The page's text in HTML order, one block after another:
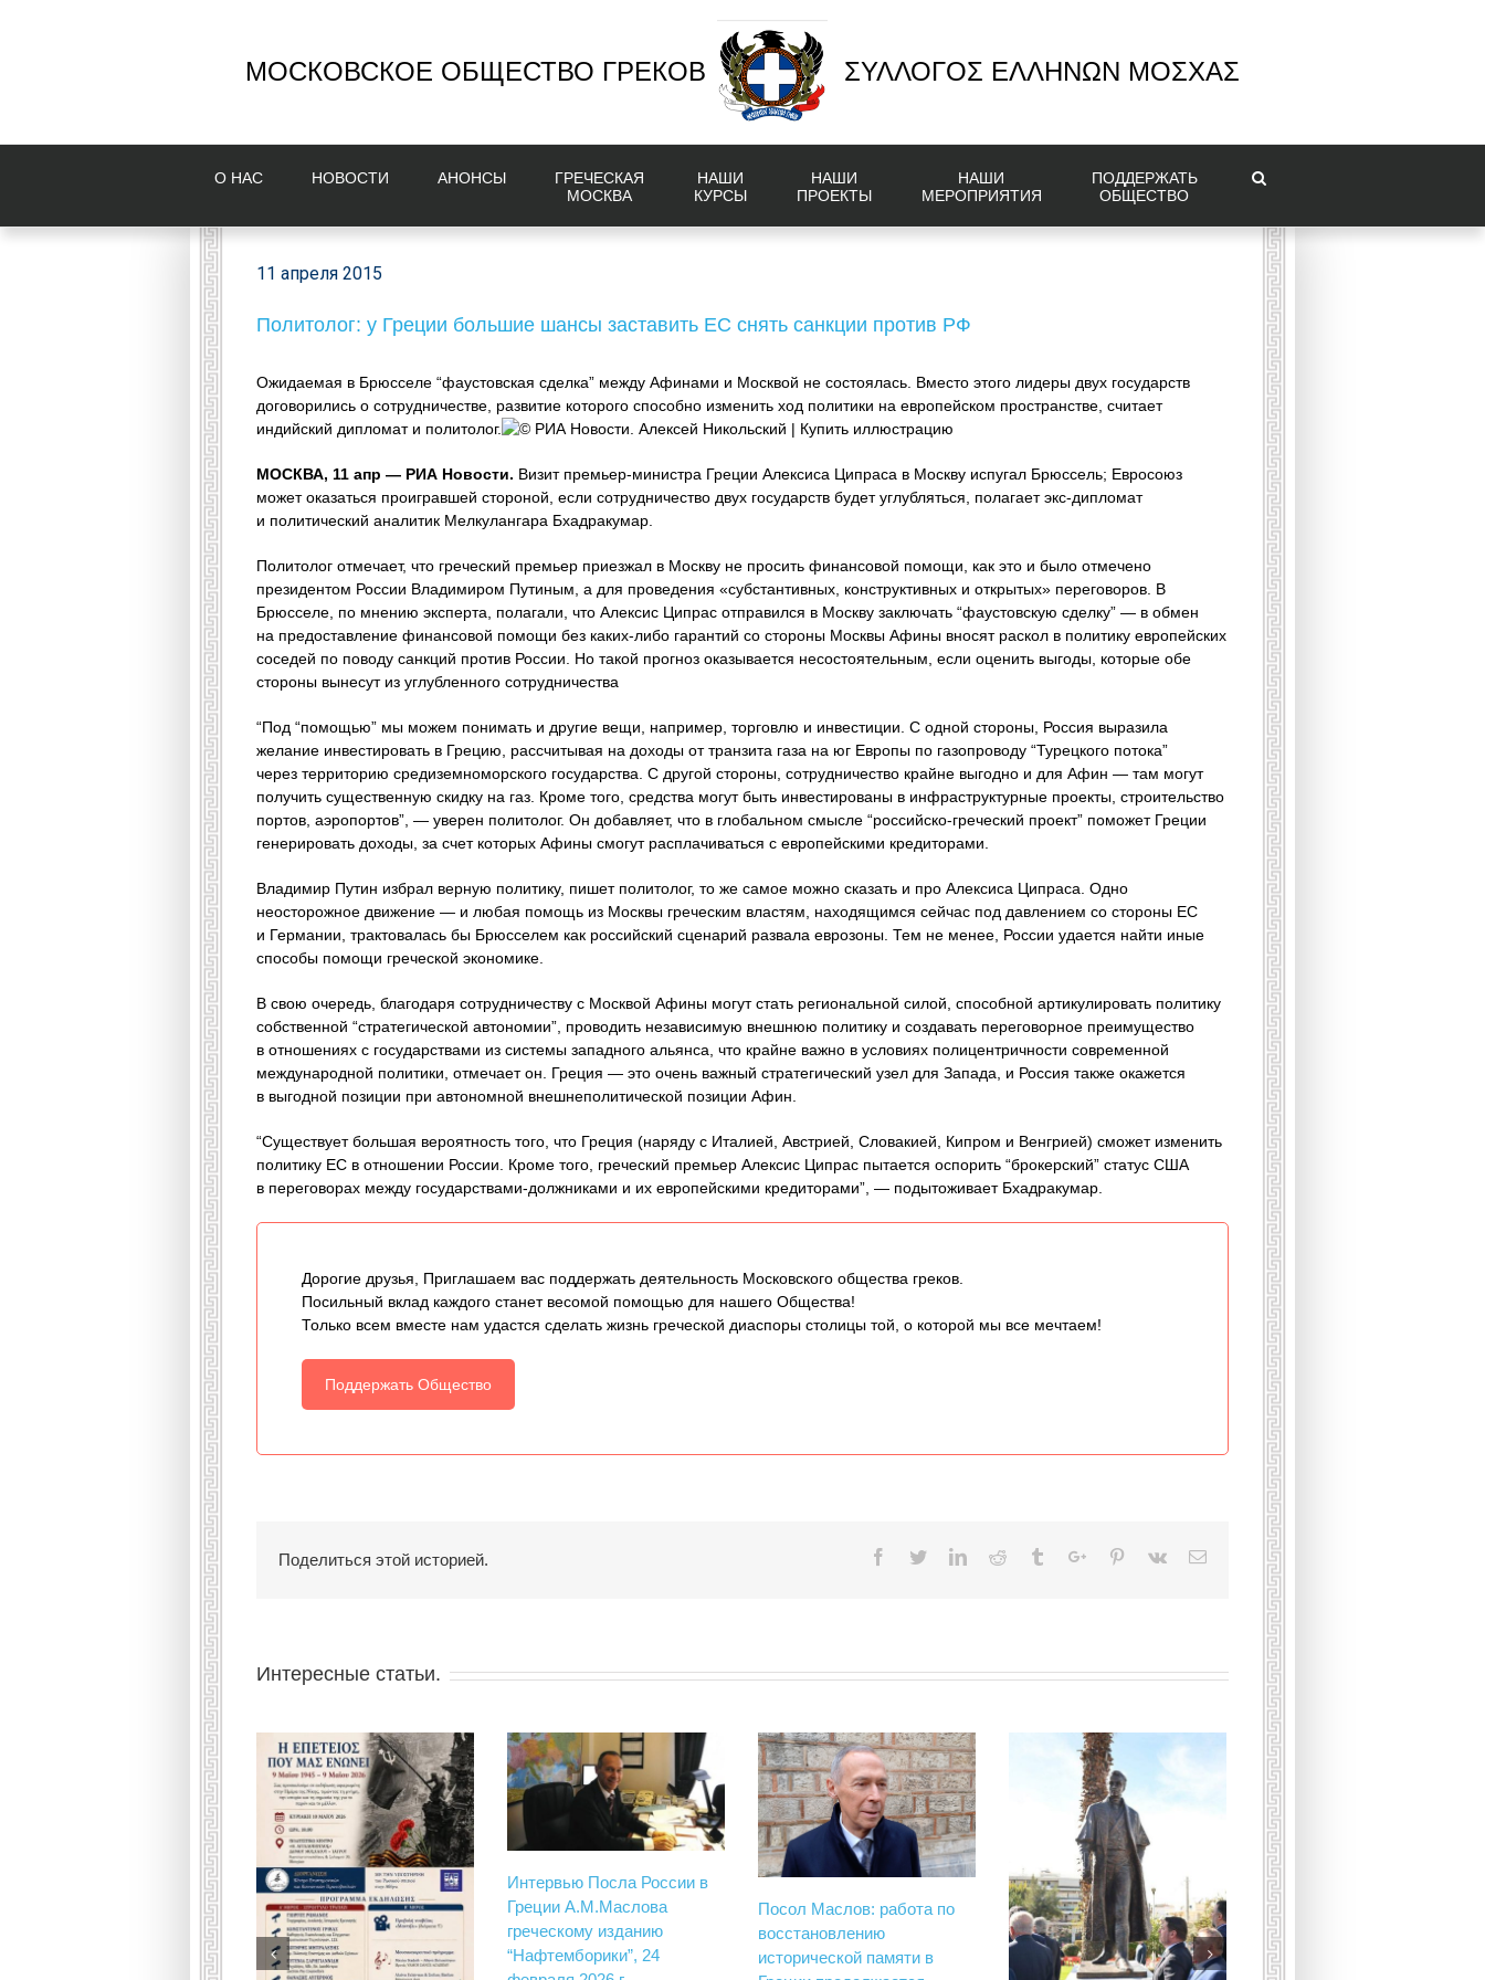
МОСКОВСКОЕ ОБЩЕСТВО ГРЕКОВ ΣΥΛΛΟΓΟΣ ΕΛΛΗΝΩΝ ΜΟΣΧΑΣ
О НAС НОВОСТИ AНОНСЫ
ГРЕЧЕСКАЯ
МОСКВА
НАШИ
КУРСЫ
НАШИ
ПРОЕКТЫ
НАШИ
МЕРОПРИЯТИЯ
ПОДДЕРЖАТЬ
ОБЩЕСТВО
11 апреля 2015
Политолог: у Греции большие шансы заставить ЕС снять санкции против РФ
Ожидаемая в Брюсселе “фаустовская сделка” между Афинами и Москвой не состоялась. Вместо этого лидеры двух государств
договорились о сотрудничестве, развитие которого способно изменить ход политики на европейском пространстве, считает
индийский дипломат и политолог.
© РИА Новости. Алексей Никольский | Купить иллюстрацию
МОСКВА, 11 апр — РИА Новости. Визит премьер-министра Греции Алексиса Ципраса в Москву испугал Брюссель; Евросоюз
может оказаться проигравшей стороной, если сотрудничество двух государств будет углубляться, полагает экс-дипломат
и политический аналитик Мелкулангара Бхадракумар.
Политолог отмечает, что греческий премьер приезжал в Москву не просить финансовой помощи, как это и было отмечено
президентом России Владимиром Путиным, а для проведения «субстантивных, конструктивных и открытых» переговоров. В
Брюсселе, по мнению эксперта, полагали, что Алексис Ципрас отправился в Москву заключать “фаустовскую сделку” — в обмен
на предоставление финансовой помощи без каких-либо гарантий со стороны Москвы Афины вносят раскол в политику европейских
соседей по поводу санкций против России. Но такой прогноз оказывается несостоятельным, если оценить выгоды, которые обе
стороны вынесут из углубленного сотрудничества
“Под “помощью” мы можем понимать и другие вещи, например, торговлю и инвестиции. С одной стороны, Россия выразила
желание инвестировать в Грецию, рассчитывая на доходы от транзита газа на юг Европы по газопроводу “Турецкого потока”
через территорию средиземноморского государства. С другой стороны, сотрудничество крайне выгодно и для Афин — там могут
получить существенную скидку на газ. Кроме того, средства могут быть инвестированы в инфраструктурные проекты, строительство
портов, аэропортов”, — уверен политолог. Он добавляет, что в глобальном смысле “российско-греческий проект” поможет Греции
генерировать доходы, за счет которых Афины смогут расплачиваться с европейскими кредиторами.
Владимир Путин избрал верную политику, пишет политолог, то же самое можно сказать и про Алексиса Ципраса. Одно
неосторожное движение — и любая помощь из Москвы греческим властям, находящимся сейчас под давлением со стороны ЕС
и Германии, трактовалась бы Брюсселем как российский сценарий развала еврозоны. Тем не менее, России удается найти иные
способы помощи греческой экономике.
В свою очередь, благодаря сотрудничеству с Москвой Афины могут стать региональной силой, способной артикулировать политику
собственной “стратегической автономии”, проводить независимую внешнюю политику и создавать переговорное преимущество
в отношениях с государствами из системы западного альянса, что крайне важно в условиях полицентричности современной
международной политики, отмечает он. Греция — это очень важный стратегический узел для Запада, и Россия также окажется
в выгодной позиции при автономной внешнеполитической позиции Афин.
“Существует большая вероятность того, что Греция (наряду с Италией, Австрией, Словакией, Кипром и Венгрией) сможет изменить
политику ЕС в отношении России. Кроме того, греческий премьер Алексис Ципрас пытается оспорить “брокерский” статус США
в переговорах между государствами-должниками и их европейскими кредиторами”, — подытоживает Бхадракумар.
Дорогие друзья, Приглашаем вас поддержать деятельность Московского общества греков.
Посильный вклад каждого станет весомой помощью для нашего Общества!
Только всем вместе нам удастся сделать жизнь греческой диаспоры столицы той, о которой мы все мечтаем!
Поддержать Общество
Поделиться этой историей. Facebook
TwitterLinkedinReddit TumblrGoogle+Pinterest
Vk Email
Интересные статьи.
Интервью Посла России в
Греции А.М.Маслова
греческому изданию
“Нафтемборики”, 24
Посол Маслов: работа по
восстановлению
исторической памяти в
Умерла принцесса
Греческая и Датская Ирина
16 января, 2026